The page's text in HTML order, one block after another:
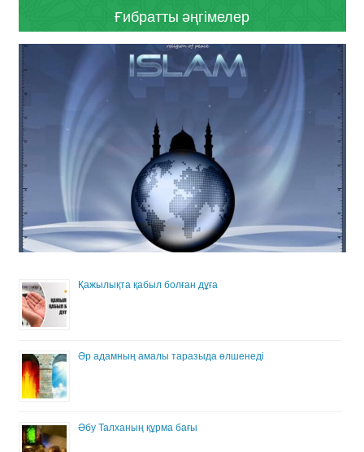
Ғибратты әңгімелер
Қажылықта қабыл болған дұға
Әр адамның амалы таразыда өлшенеді
Әбу Талханың құрма бағы